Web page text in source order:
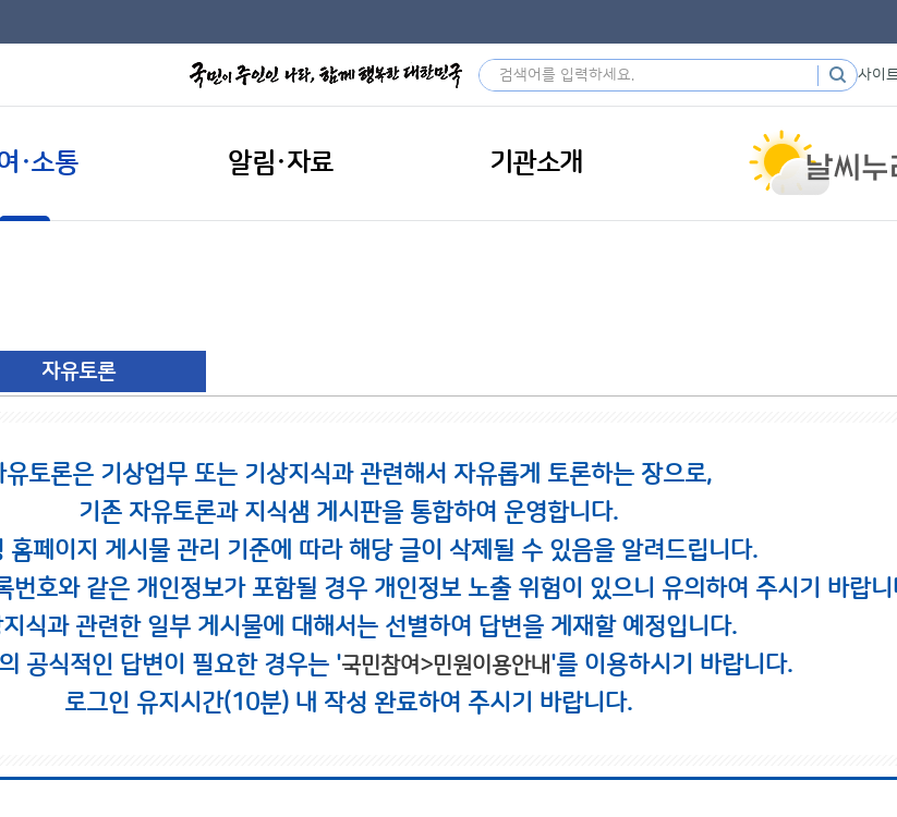
사이
·소통 알림·자료 기관소개
자유토론
유토론은 기상업무 또는 기상지식과 관련해서 자유롭게 토론하는 장으로,
기존 자유토론과 지식샘 게시판을 통합하여 운영합니다.
홈페이지 게시물 관리 기준에 따라 해당 글이 삭제될 수 있음을 알려드립니다.
번호와 같은 개인정보가 포함될 경우 개인정보 노출 위험이 있으니 유의하여 주시기 바랍니
지식과 관련한 일부 게시물에 대해서는 선별하여 답변을 게재할 예정입니다.
공식적인 답변이 필요한 경우는 '국민참여>민원이용안내'를 이용하시기 바랍니다.
로그인 유지시간(10분) 내 작성 완료하여 주시기 바랍니다.